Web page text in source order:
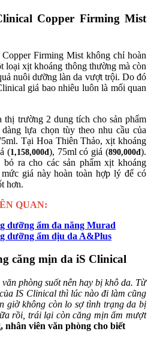
Copper Firming Mist
Firming Mist không chỉ hoàn
loại xịt khoáng thông thường mà còn
nuôi dưỡng làn da vượt trội. Do đó
giá bao nhiêu luôn là mối quan
thị trường 2 dung tích cho sản phẩm
lựa chọn tùy theo nhu cầu của
Tại Hoa Thiên Thảo, xịt khoáng
(1,158,000đ), 75ml có giá (890,000đ).
ra cho các sản phẩm xịt khoáng
giá này hoàn toàn hợp lý để có
hơn.
QUAN:
dưỡng ẩm đa năng Murad
dưỡng ẩm dịu da A&Plus
căng mịn da iS Clinical
phòng suốt nên hay bị khô da. Từ
IS Clinical thì lúc nào đi làm cũng
giờ không còn lo sợ tình trạng da bị
rồi, trái lại còn căng mịn ẩm mượt
nhân viên văn phòng cho biết